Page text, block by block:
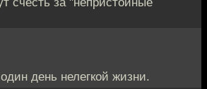
день нелегкой жизни.